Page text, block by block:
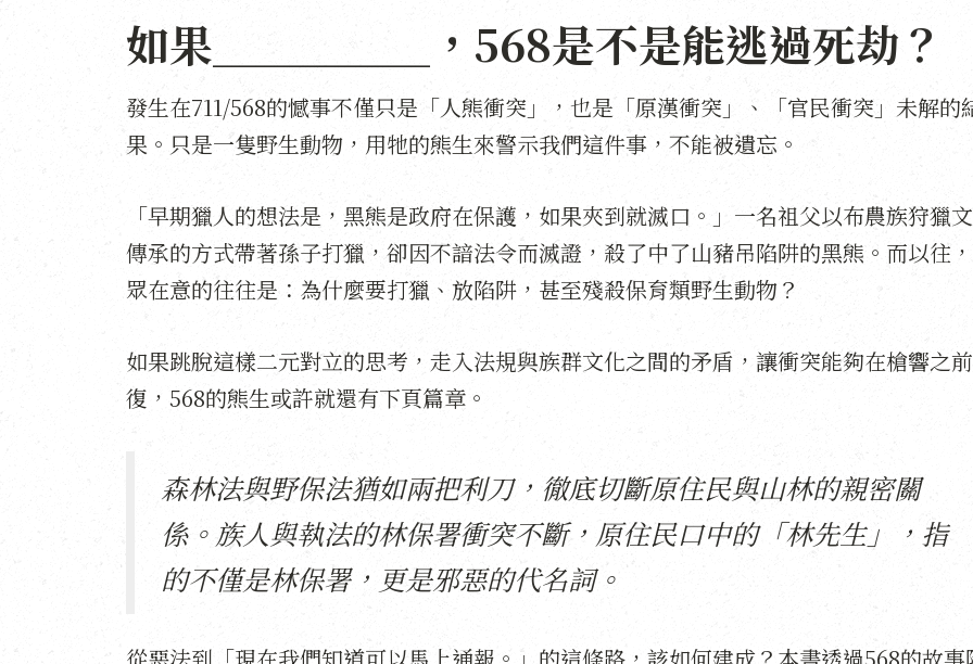
如果＿＿＿＿＿，568是不是能逃過死劫？
發生在711/568的憾事不僅只是「人熊衝突」，也是「原漢衝突」、「官民衝突」未解的
果。只是一隻野生動物，用牠的熊生來警示我們這件事，不能被遺忘。
「早期獵人的想法是，黑熊是政府在保護，如果夾到就滅口。」一名祖父以布農族狩獵
傳承的方式帶著孫子打獵，卻因不諳法令而滅證，殺了中了山豬吊陷阱的黑熊。而以往
眾在意的往往是：為什麼要打獵、放陷阱，甚至殘殺保育類野生動物？
如果跳脫這樣二元對立的思考，走入法規與族群文化之間的矛盾，讓衝突能夠在槍響之
復，568的熊生或許就還有下頁篇章。
森林法與野保法猶如兩把利刀，徹底切斷原住民與山林的親密關
係。族人與執法的林保署衝突不斷，原住民口中的「林先生」，指
的不僅是林保署，更是邪惡的代名詞。